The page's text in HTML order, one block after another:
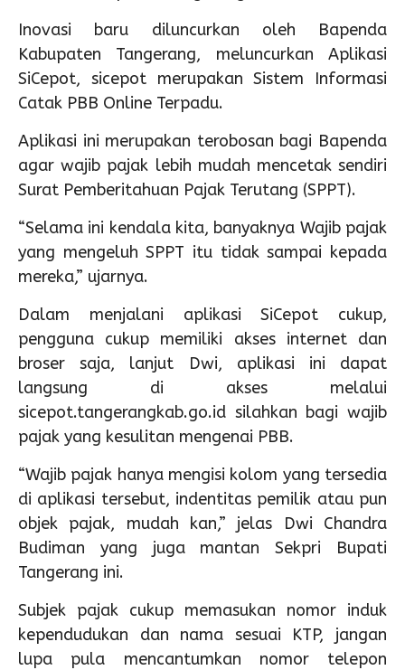
Inovasi baru diluncurkan oleh Bapenda
Kabupaten Tangerang, meluncurkan Aplikasi
SiCepot, sicepot merupakan Sistem Informasi
Catak PBB Online Terpadu.
Aplikasi ini merupakan terobosan bagi Bapenda
agar wajib pajak lebih mudah mencetak sendiri
Surat Pemberitahuan Pajak Terutang (SPPT).
“Selama ini kendala kita, banyaknya Wajib pajak
yang mengeluh SPPT itu tidak sampai kepada
mereka,” ujarnya.
Dalam menjalani aplikasi SiCepot cukup,
pengguna cukup memiliki akses internet dan
broser saja, lanjut Dwi, aplikasi ini dapat
langsung di akses melalui
sicepot.tangerangkab.go.id silahkan bagi wajib
pajak yang kesulitan mengenai PBB.
“Wajib pajak hanya mengisi kolom yang tersedia
di aplikasi tersebut, indentitas pemilik atau pun
objek pajak, mudah kan,” jelas Dwi Chandra
Budiman yang juga mantan Sekpri Bupati
Tangerang ini.
Subjek pajak cukup memasukan nomor induk
kependudukan dan nama sesuai KTP, jangan
lupa pula mencantumkan nomor telepon